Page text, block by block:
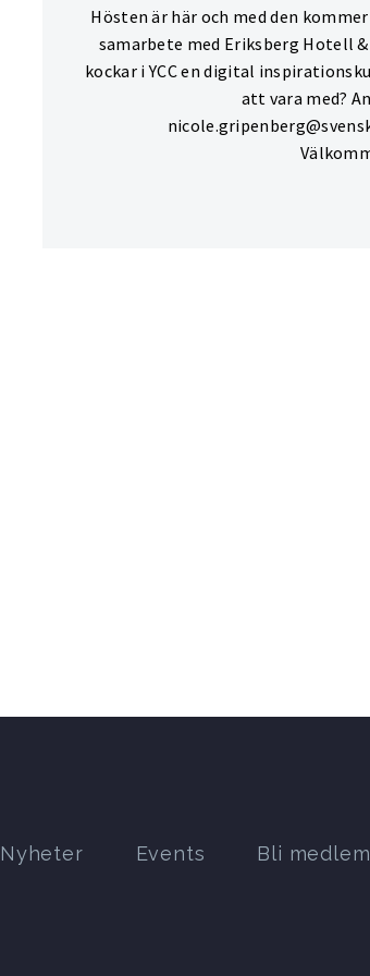
Hösten är här och med den
samarbete med Eriksberg Hotell
kockar i YCC en digital
att vara med?
Nyheter Events Bli medlem